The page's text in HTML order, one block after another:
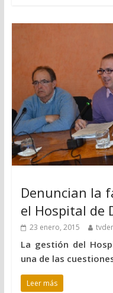
Denuncian la
el Hospital de
23 enero, 2015
La gestión del
una de las
Leer más